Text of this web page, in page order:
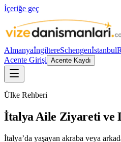
İçeriğe geç
AlmanyaİngiltereSchengenİstanbul
Acente Girişi Acente Kaydı
Ülke Rehberi
İtalya Aile Ziyareti ve
İtalya’da yaşayan akraba veya